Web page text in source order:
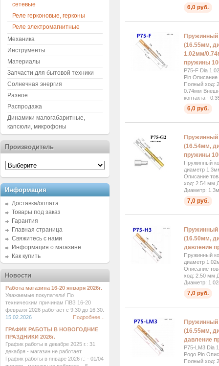
6,0 руб.
Пружинный
(16.55мм,
1.02мм/
пружины
P75-F Dia
Pin
Полный ход:
0.74мм
контакта -
6,0 руб.
Пружинный
(16.54мм,
пружины
Пружинный
диаметр
Описание
ход: 2.54 мм
Диаметр:
7,0 руб.
Пружинный
(16.50мм,
давление
Пружинный
диаметр
Описание
ход: 2.50 мм
Диаметр:
7,0 руб.
Пружинный
(16.55мм,
давление
P75-LM3 Dia
Pogo Pin
Полный ход:
сетевые
Реле герконовые, герконы
Реле электромагнитные
Механика
Инструменты
Материалы
Запчасти для бытовой техники
Солнечная энергия
Разное
Распродажа
Динамики малогабаритные,
капсюли, микрофоны
Производитель
Информация
Доставка/оплата
Товары под заказ
Гарантия
Главная страница
Свяжитесь с нами
Информация о магазине
Как купить
Новости
Работа магазина 16-20 января 2026г.
Уважаемые покупатели! По
техническим причинам ПВЗ 16-20
февраля 2026 работает с 9.30 до 16.30.
15.02.2026
Подробнее...
ГРАФИК РАБОТЫ В НОВОГОДНИЕ
ПРАЗДНИКИ 2026г.
График работы в декабре 2025 г.: 31
декабря - магазин не работает.
График работы в январе 2026 г.: - 01/04